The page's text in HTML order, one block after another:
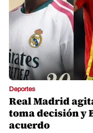
Deportes
Real Madrid
toma decisión y
acuerdo